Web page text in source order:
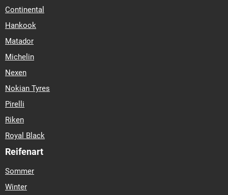
Continental
Hankook
Matador
Michelin
Nexen
Nokian Tyres
Pirelli
Riken
Royal Black
Reifenart
Sommer
Winter